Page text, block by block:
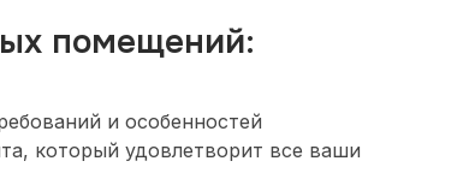
помещений:
и особенностей
который удовлетворит все ваши